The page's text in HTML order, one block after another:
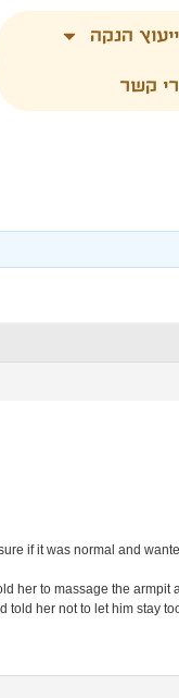
ייעוץ הנקה
קשר
if it was normal and
told her not to let him stay